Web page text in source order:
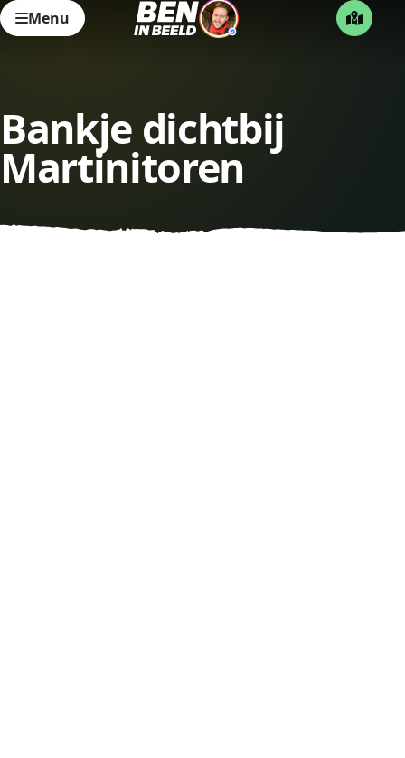
Menu
Bankje dichtbij
Martinitoren